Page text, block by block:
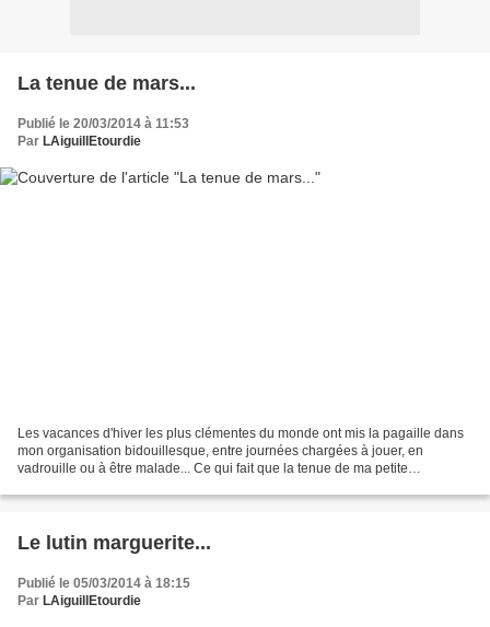
La tenue de mars...
Publié le 20/03/2014 à 11:53
Par LAiguillEtourdie
Les vacances d'hiver les plus clémentes du monde ont mis la pagaille dans
mon organisation bidouillesque, entre journées chargées à jouer, en
vadrouille ou à être malade... Ce qui fait que la tenue de ma petite
Le lutin marguerite...
Publié le 05/03/2014 à 18:15
Par LAiguillEtourdie